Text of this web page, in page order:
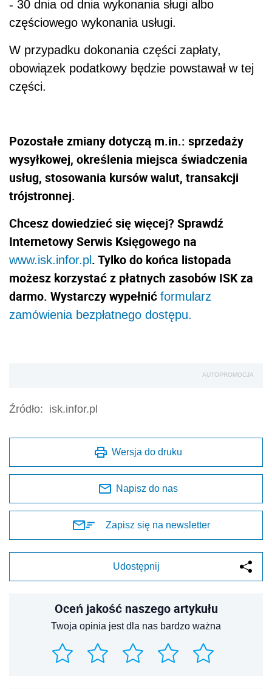
- 30 dnia od dnia wykonania sługi albo
częściowego wykonania usługi.
W przypadku dokonania części zapłaty,
obowiązek podatkowy będzie powstawał w tej
części.
Pozostałe zmiany dotyczą m.in.: sprzedaży
wysyłkowej, określenia miejsca świadczenia
usług, stosowania kursów walut, transakcji
trójstronnej.
Chcesz dowiedzieć się więcej? Sprawdź
Internetowy Serwis Księgowego na
www.isk.infor.pl . Tylko do końca listopada
możesz korzystać z płatnych zasobów ISK za
darmo. Wystarczy wypełnić formularz
zamówienia bezpłatnego dostępu.
AUTOPROMOCJA
Źródło: isk.infor.pl
Wersja do druku
Napisz do nas
Zapisz się na newsletter
Udostępnij
Oceń jakość naszego artykułu
Twoja opinia jest dla nas bardzo ważna